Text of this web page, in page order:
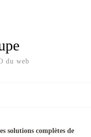
du web
solutions complètes de